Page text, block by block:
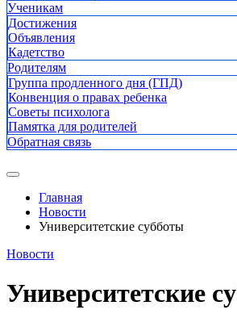
Ученикам
Достижения
Объявления
Кадетство
Родителям
Группа продленного дня (ГПД)
Конвенция о правах ребенка
Советы психолога
Памятка для родителей
Обратная связь
Главная
Новости
Университетские субботы
Новости
Университетские